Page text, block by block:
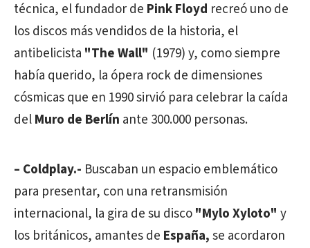
técnica, el fundador de Pink Floyd recreó uno de
los discos más vendidos de la historia, el
antibelicista "The Wall" (1979) y, como siempre
había querido, la ópera rock de dimensiones
cósmicas que en 1990 sirvió para celebrar la caída
delMuro de Berlín ante 300.000 personas.
– Coldplay.- Buscaban un espacio emblemático
para presentar, con una retransmisión
internacional, la gira de su disco"Mylo Xyloto" y
los británicos, amantes de España,se acordaron